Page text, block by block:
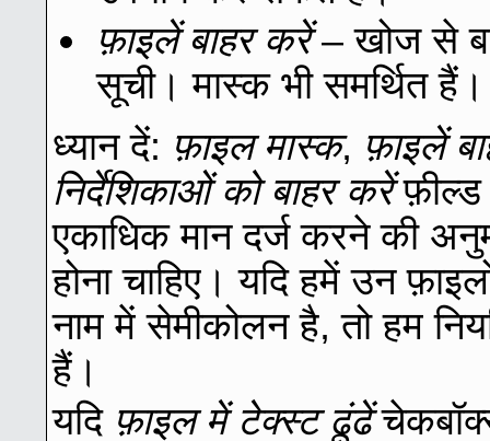
फ़ाइलें बाहर करें– खोज से
सूची। मास्क भी समर्थित हैं।
ध्यान दें: फ़ाइल मास्क, फ़ाइलें
निर्देशिकाओं को बाहर करेंफ़ील्ड
एकाधिक मान दर्ज करने की
होना चाहिए। यदि हमें उन
नाम में सेमीकोलन है, तो हम
हैं।
यदि फ़ाइल में टेक्स्ट ढूंढें